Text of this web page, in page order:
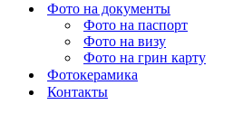
Фото на документы
Фото на паспорт
Фото на визу
Фото на грин карту
Фотокерамика
Контакты